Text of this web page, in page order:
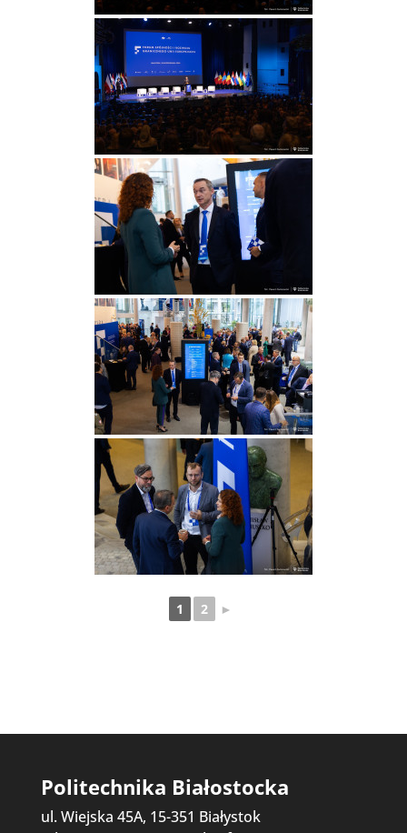
1 2 ►
Politechnika Białostocka
ul. Wiejska 45A, 15-351 Białystok